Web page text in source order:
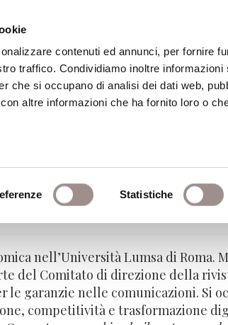
contenuti ed annunci, per fornire
traffico. Condividiamo inoltre
che si occupano di analisi dei dati web,
altre informazioni che ha fornito loro o
Statistiche
Centro Culturale
Università Lumsa, Roma
nell’Università Lumsa di
del Comitato di direzione della
le garanzie nelle comunicazioni.
competitività e trasformazione